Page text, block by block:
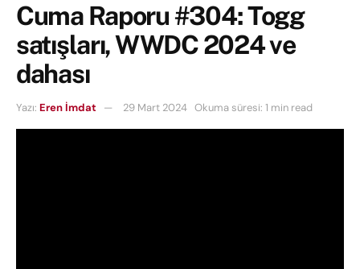
Cuma Raporu #304: Togg
satışları, WWDC 2024 ve
dahası
Yazı: Eren İmdat 29 Mart 2024 Okuma süresi: 1 min read